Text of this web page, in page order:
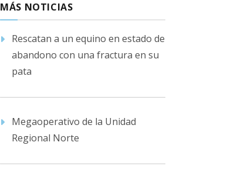
MÁS NOTICIAS
Rescatan a un equino en estado de
abandono con una fractura en su
pata
Megaoperativo de la Unidad
Regional Norte